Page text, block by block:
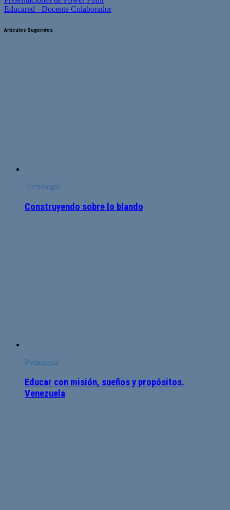
Educared - Docente Colaborador
Artículos Sugeridos
Tecnología
Construyendo sobre lo blando
Pedagogía
Educar con misión, sueños y propósitos.
Venezuela